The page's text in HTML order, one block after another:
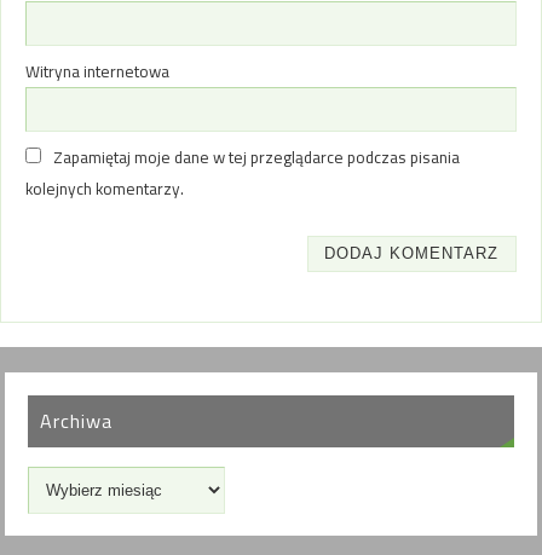
Witryna internetowa
Zapamiętaj moje dane w tej przeglądarce podczas pisania
kolejnych komentarzy.
Archiwa